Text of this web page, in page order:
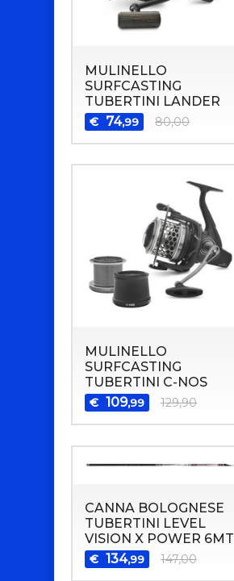
MULINELLO
SURFCASTING
TUBERTINI LANDER
€ 74,99 80,00
MULINELLO
SURFCASTING
TUBERTINI C-NOS
€ 109,99 129,90
CANNA BOLOGNESE
TUBERTINI LEVEL
VISION X POWER 6MT
€ 134,99 147,00